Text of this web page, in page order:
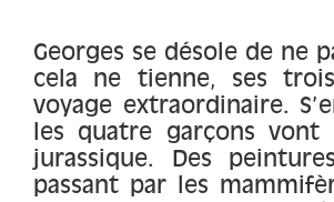
Georges se désole de ne
cela ne tienne, ses
voyage extraordinaire.
les quatre garçons vont
jurassique. Des
passant par les